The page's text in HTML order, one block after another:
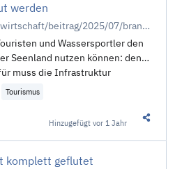
werden
https://www.rbb24.de/wirtschaft/beitrag/2025/07/brandenburg-sedlitz-see-ausbau-bucht-foerdermittel-tourismus-lausitzer-seenland.html
und Wassersportler den
Seenland nutzen können: den
muss die Infrastruktur
Tourismus
Hinzugefügtvor 1 Jahr
komplett geflutet